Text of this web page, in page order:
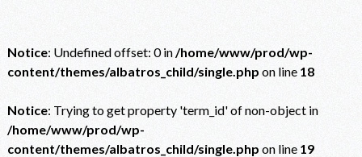
Notice: Undefined offset: 0 in/home/www/prod/wp-
content/themes/albatros_child/single.php on line 18
Notice: Trying to get property 'term_id' of non-object in
/home/www/prod/wp-
content/themes/albatros_child/single.php on line 19